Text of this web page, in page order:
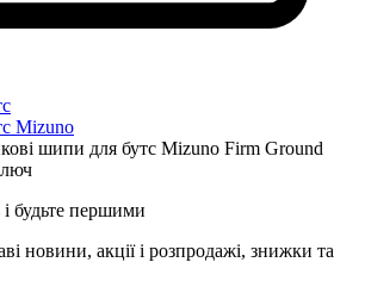
Mizuno
шипи для бутс Mizuno Firm Ground
будьте першими
новини, акції і розпродажі, знижки та